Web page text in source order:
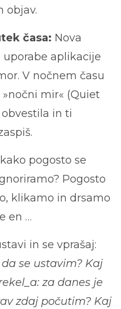
objav.
časa: Nova
aplikacije
V nočnem času
mir« (Quiet
in ti
pogosto se
Pogosto
klikamo in drsamo
en …
in se vprašaj:
se ustavim? Kaj
za danes je
zdaj počutim? Kaj